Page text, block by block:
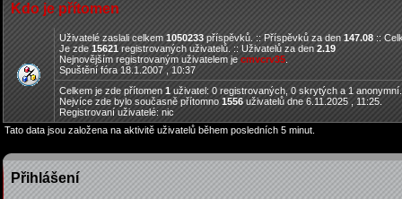
Kdo je přítomen
Uživatelé zaslali celkem1050233příspěvků. :: Příspěvků za den147.08::
Je zde15621 registrovaných uživatelů. :: Uživatelů za den2.19
Nejnovějším registrovaným uživatelem jecmvcrv35.
Spuštění fóra 18.1.2007 , 10:37
Celkem je zde přítomen 1 uživatel: 0 registrovaných, 0 skrytých a 1
Nejvíce zde bylo současně přítomno 1556 uživatelů dne 6.11.2025 , 11:25.
Registrovaní uživatelé: nic
Tato data jsou založena na aktivitě uživatelů během posledních 5 minut.
Přihlášení